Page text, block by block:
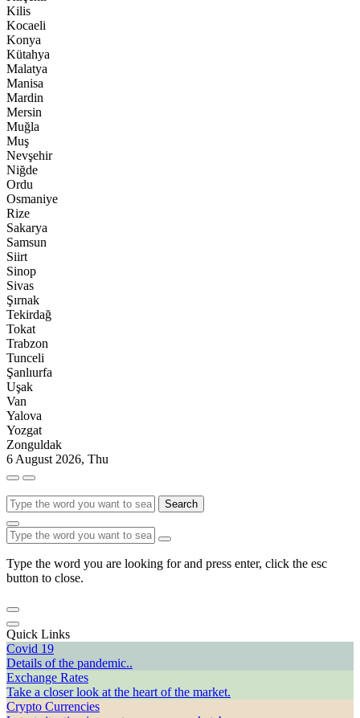
Kilis
Kocaeli
Konya
Kütahya
Malatya
Manisa
Mardin
Mersin
Muğla
Muş
Nevşehir
Niğde
Ordu
Osmaniye
Rize
Sakarya
Samsun
Siirt
Sinop
Sivas
Şırnak
Tekirdağ
Tokat
Trabzon
Tunceli
Şanlıurfa
Uşak
Van
Yalova
Yozgat
Zonguldak
6 August 2026, Thu
Search
Type the word you are looking for and press enter, click the esc
button to close.
Quick Links
Covid 19
Details of the pandemic..
Exchange Rates
Take a closer look at the heart of the market.
Crypto Currencies